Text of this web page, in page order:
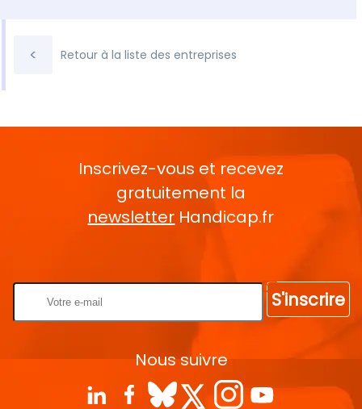
< Retour à la liste des entreprises
Inscrivez-vous et recevez
gratuitement la
newsletter Handicap.fr
S'inscrire
Nous suivre